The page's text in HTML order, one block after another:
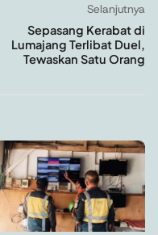
Selanjutnya
Sepasang Kerabat di
Lumajang Terlibat Duel,
Tewaskan Satu Orang